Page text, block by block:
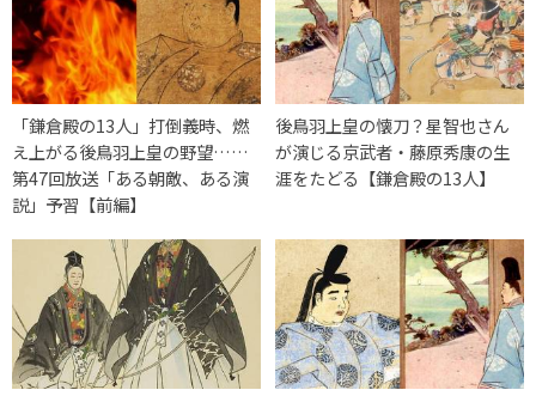
「鎌倉殿の13人」打倒義時、燃
え上がる後鳥羽上皇の野望……
第47回放送「ある朝敵、ある演
説」予習【前編】
後鳥羽上皇の懐刀？星智也さん
が演じる京武者・藤原秀康の生
涯をたどる【鎌倉殿の13人】